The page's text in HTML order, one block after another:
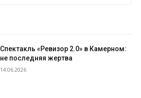
Спектакль «Ревизор 2.0» в Камерном:
не последняя жертва
14.06.2026